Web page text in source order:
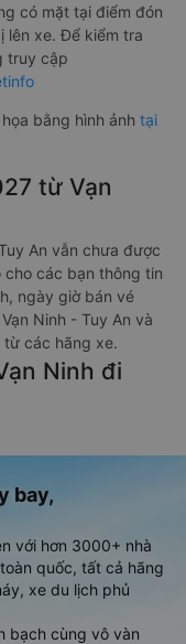
có mặt tại điểm đón
lên xe. Để kiểm tra
truy cập
bằng hình ảnh tại
từ Vạn
An vẫn chưa được
cho các bạn thông tin
ngày giờ bán vé
Ninh - Tuy An và
từ các hãng xe.
Ninh đi
bay,
với hơn 3000+ nhà
quốc, tất cả hãng
xe du lịch phủ
bạch cùng vô vàn